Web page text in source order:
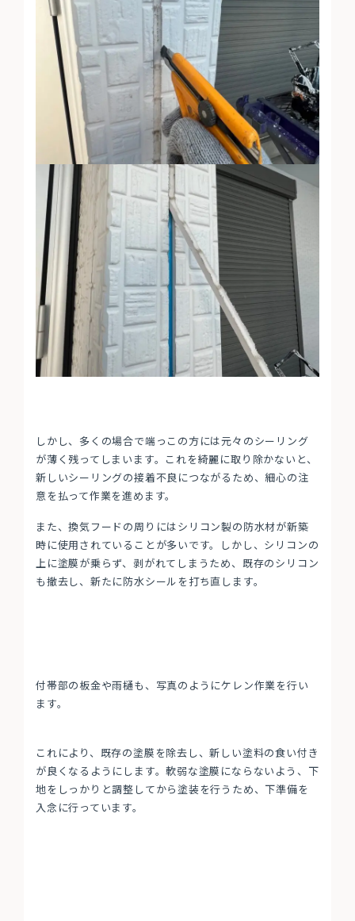
しかし、多くの場合で端っこの方には元々のシーリング
が薄く残ってしまいます。これを綺麗に取り除かないと、
新しいシーリングの接着不良につながるため、細心の注
意を払って作業を進めます。
また、換気フードの周りにはシリコン製の防水材が新築
時に使用されていることが多いです。しかし、シリコンの
上に塗膜が乗らず、剥がれてしまうため、既存のシリコン
も撤去し、新たに防水シールを打ち直します。
付帯部の板金や雨樋も、写真のようにケレン作業を行い
ます。
これにより、既存の塗膜を除去し、新しい塗料の食い付き
が良くなるようにします。軟弱な塗膜にならないよう、下
地をしっかりと調整してから塗装を行うため、下準備を
入念に行っています。